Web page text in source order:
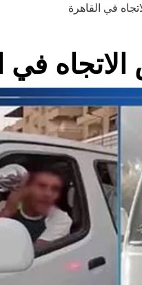
في القاهرة
في